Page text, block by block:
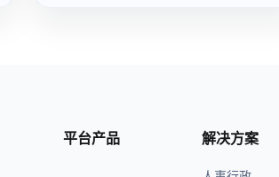
平台产品 解决方案